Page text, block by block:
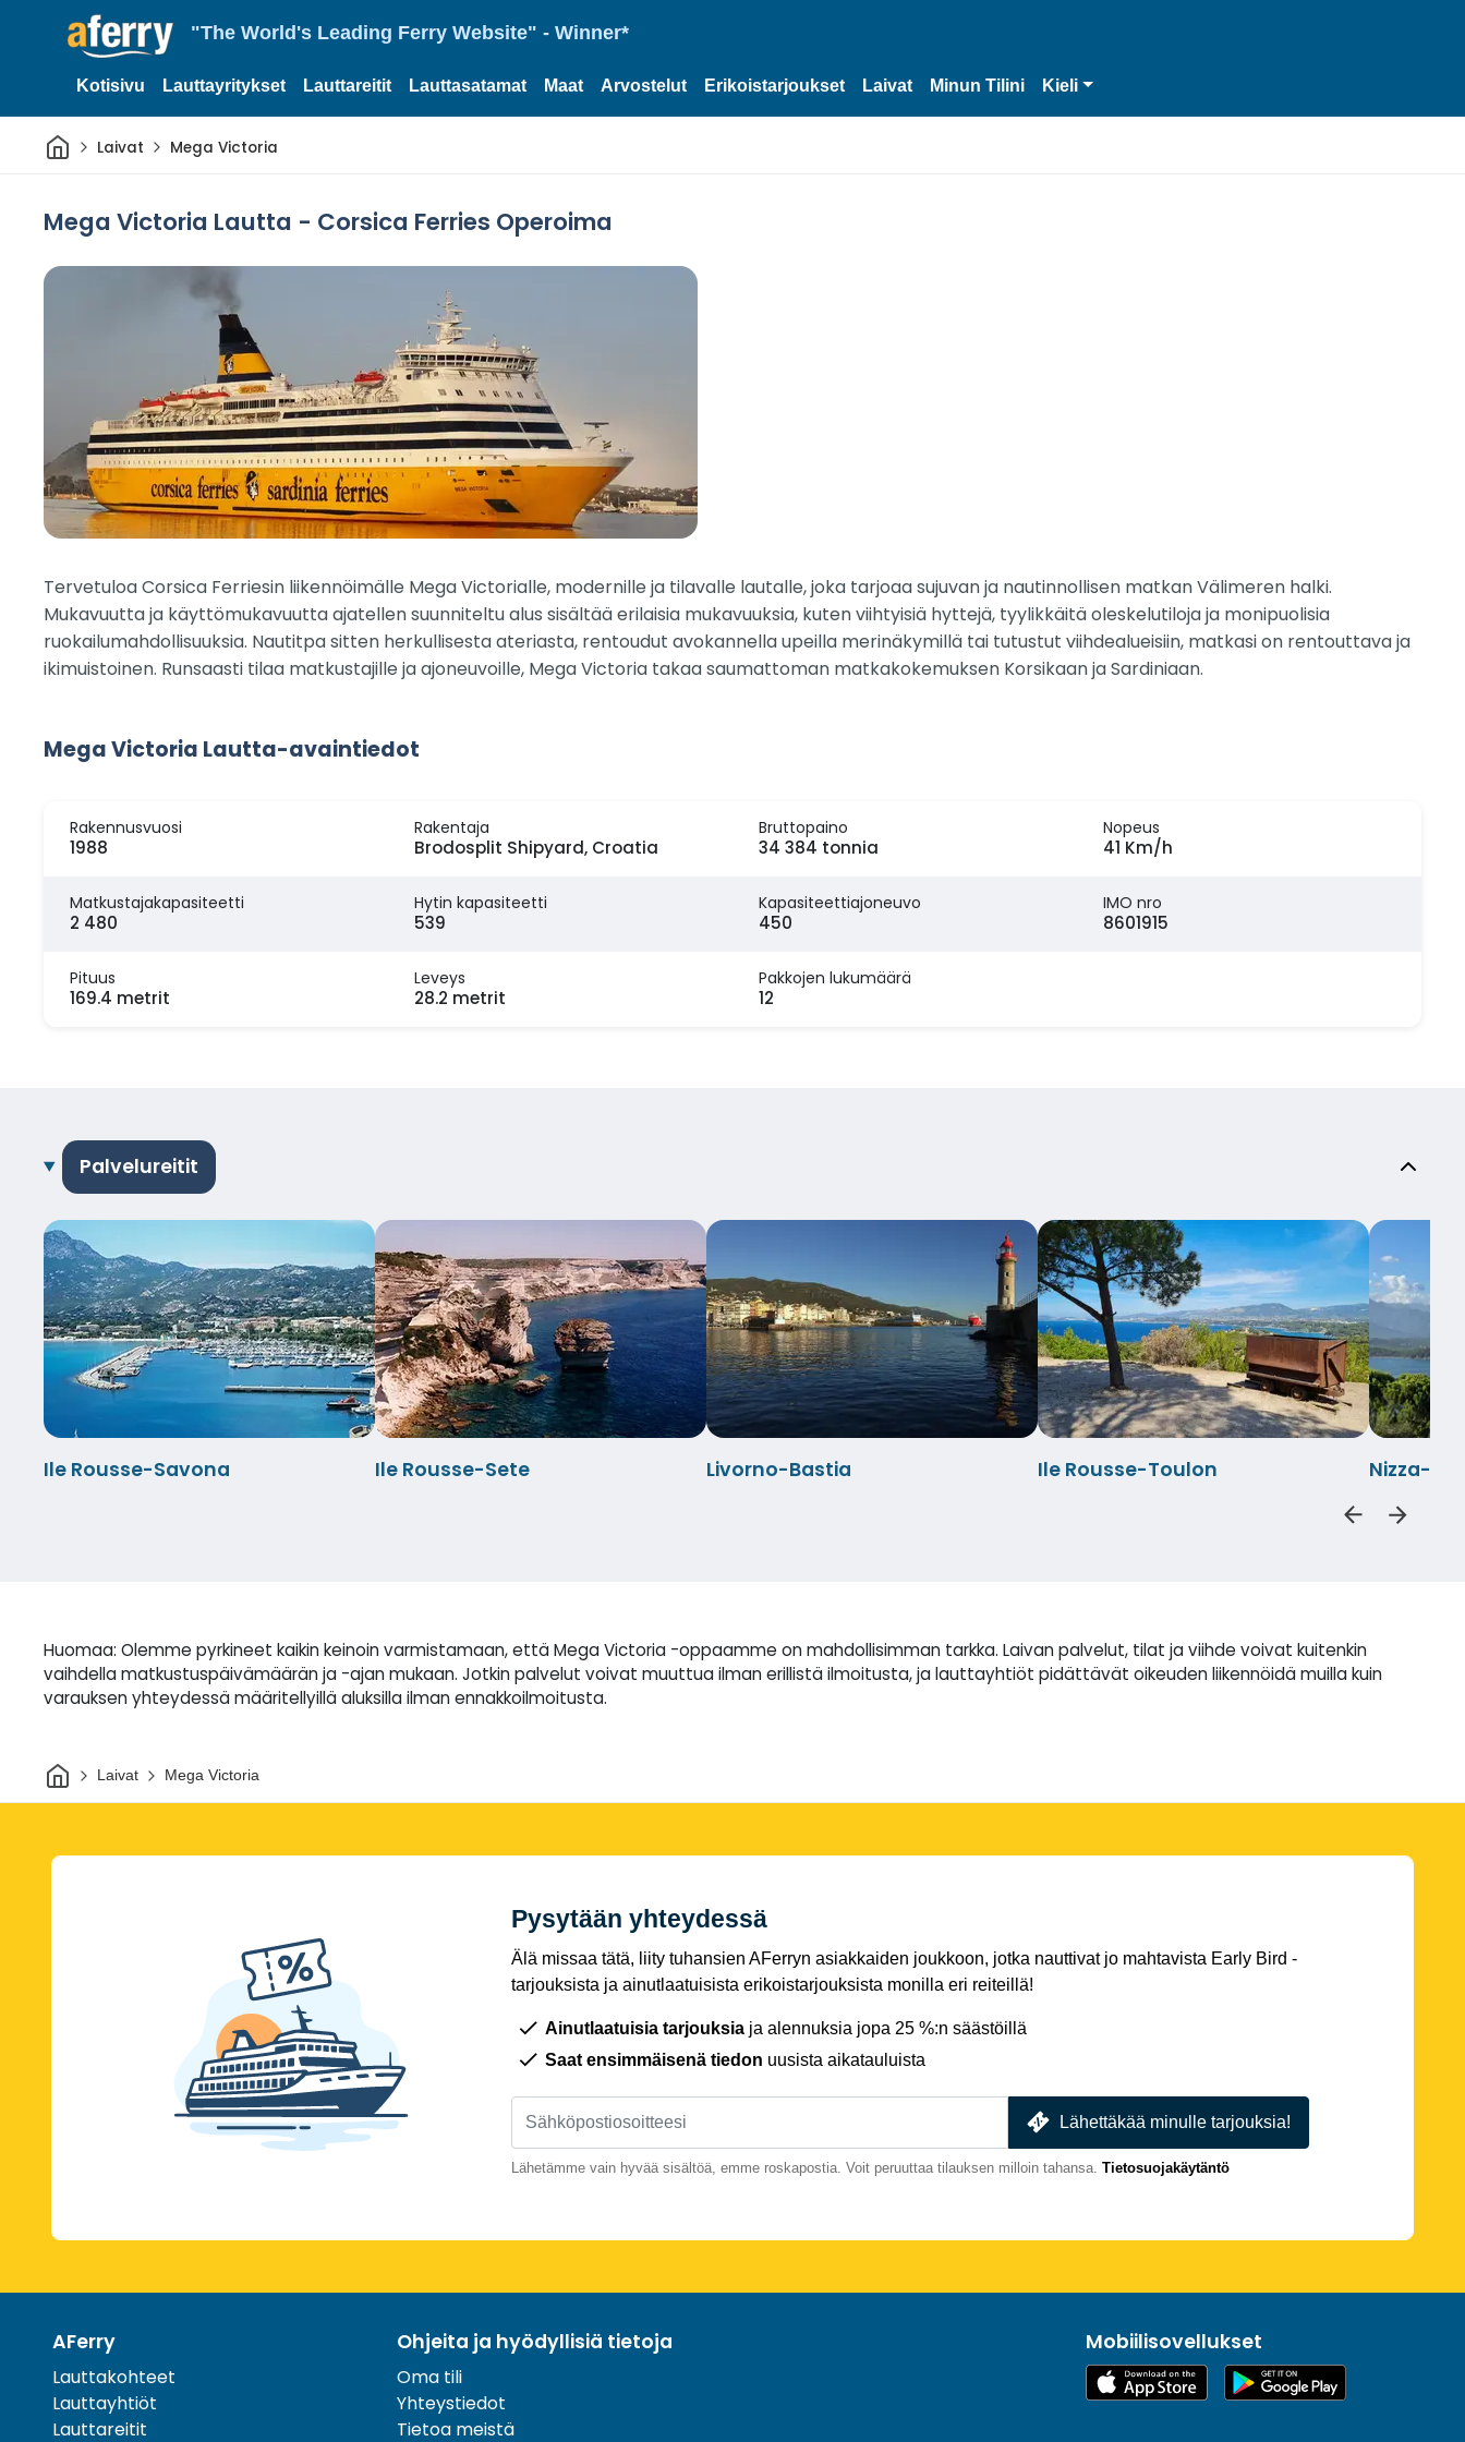
"The World's Leading Ferry Website" - Winner*
Kotisivu Lauttayritykset Lauttareitit Lauttasatamat Maat Arvostelut Erikoistarjoukset Laivat Minun Tilini Kieli
KotiinLaivat Mega Victoria
Mega Victoria Lautta - Corsica Ferries Operoima
Tervetuloa Corsica Ferriesin liikennöimälle Mega Victorialle, modernille ja tilavalle lautalle, joka tarjoaa sujuvan ja nautinnollisen matkan Välimeren halki.
Mukavuutta ja käyttömukavuutta ajatellen suunniteltu alus sisältää erilaisia mukavuuksia, kuten viihtyisiä hyttejä, tyylikkäitä oleskelutiloja ja monipuolisia
ruokailumahdollisuuksia. Nautitpa sitten herkullisesta ateriasta, rentoudut avokannella upeilla merinäkymillä tai tutustut viihdealueisiin, matkasi on rentouttava ja
ikimuistoinen. Runsaasti tilaa matkustajille ja ajoneuvoille, Mega Victoria takaa saumattoman matkakokemuksen Korsikaan ja Sardiniaan.
Mega Victoria Lautta-avaintiedot
Rakennusvuosi
1988
Rakentaja
Brodosplit Shipyard, Croatia
Bruttopaino
34 384 tonnia
Nopeus
41 Km/h
Matkustajakapasiteetti
2 480
Hytin kapasiteetti
539
Kapasiteettiajoneuvo
450
IMO nro
8601915
Pituus
169.4 metrit
Leveys
28.2 metrit
Pakkojen lukumäärä
12
Palvelureitit
Ile Rousse-Savona Ile Rousse-Sete Livorno-Bastia Ile Rousse-Toulon Nizza-
Huomaa: Olemme pyrkineet kaikin keinoin varmistamaan, että Mega Victoria -oppaamme on mahdollisimman tarkka. Laivan palvelut, tilat ja viihde voivat kuitenkin
vaihdella matkustuspäivämäärän ja -ajan mukaan. Jotkin palvelut voivat muuttua ilman erillistä ilmoitusta, ja lauttayhtiöt pidättävät oikeuden liikennöidä muilla kuin
varauksen yhteydessä määritellyillä aluksilla ilman ennakkoilmoitusta.
KotiinLaivat Mega Victoria
Pysytään yhteydessä
Älä missaa tätä, liity tuhansien AFerryn asiakkaiden joukkoon, jotka nauttivat jo mahtavista Early Bird -
tarjouksista ja ainutlaatuisista erikoistarjouksista monilla eri reiteillä!
Ainutlaatuisia tarjouksia ja alennuksia jopa 25 %:n säästöillä
Saat ensimmäisenä tiedon uusista aikatauluista
Lähettäkää minulle tarjouksia!
Lähetämme vain hyvää sisältöä, emme roskapostia. Voit peruuttaa tilauksen milloin tahansa. Tietosuojakäytäntö
AFerry
Lauttakohteet
Lauttayhtiöt
Lauttareitit
Ohjeita ja hyödyllisiä tietoja
Oma tili
Yhteystiedot
Tietoa meistä
Mobiilisovellukset